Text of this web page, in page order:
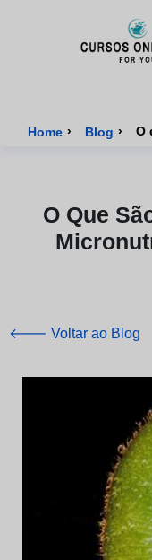
Home › Blog › O
O Que
🡐 Voltar ao Blog